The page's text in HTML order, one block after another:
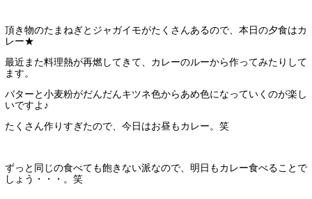
頂き物のたまねぎとジャガイモがたくさんあるので、本日の夕食はカ
レー★
最近また料理熱が再燃してきて、カレーのルーから作ってみたりして
ます。
バターと小麦粉がだんだんキツネ色からあめ色になっていくのが楽し
いですよ♪
たくさん作りすぎたので、今日はお昼もカレー。笑
ずっと同じの食べても飽きない派なので、明日もカレー食べることで
しょう・・・。笑